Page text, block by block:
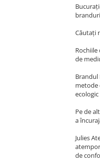
Căutați
de
Brandul
metode
Pe de
a
Julies
de